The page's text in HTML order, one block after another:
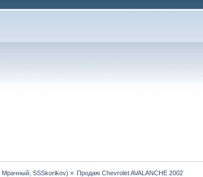
Мрачный, SSSkorikov) » Продаю Chevrolet AVALANCHE 2002